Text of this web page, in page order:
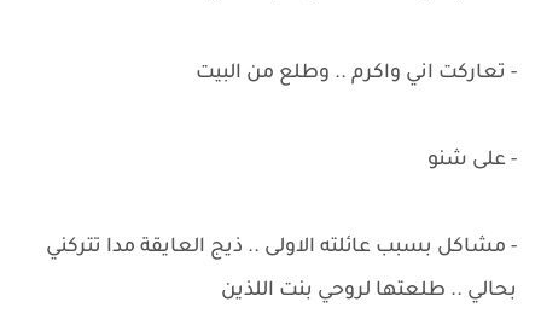
- تعاركت اني واكرم .. وطلع من البيت
- على شنو
- مشاكل بسبب عائلته الاولى .. ذيج العايقة مدا تتركني
بحالي .. طلعتها لروحي بنت اللذين